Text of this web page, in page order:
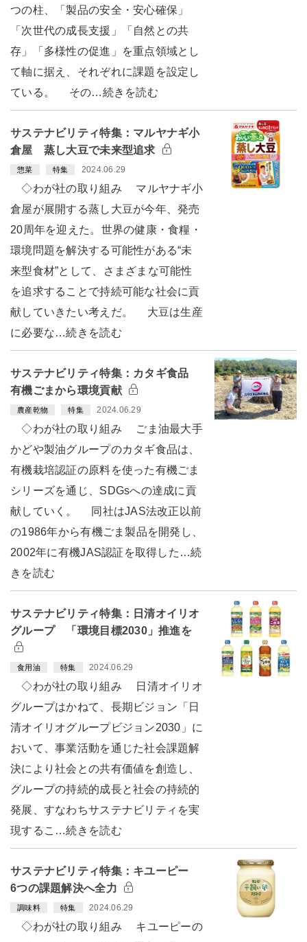
つの柱、「製品の安全・安心確保」
「次世代の成長支援」「自然との共
存」「多様性の促進」を重点領域とし
て軸に据え、それぞれに課題を設定し
ている。 その…続きを読む
サステナビリティ特集：マルヤナギ小
倉屋 蒸し大豆で未来型追求
惣菜 特集 2024.06.29
◇わが社の取り組み マルヤナギ小
倉屋が展開する蒸し大豆が今年、発売
20周年を迎えた。世界の健康・食糧・
環境問題を解決する可能性がある“未
来型食材”として、さまざまな可能性
を追求することで持続可能な社会に貢
献していきたい考えだ。 大豆は生産
に必要な…続きを読む
サステナビリティ特集：カタギ食品
有機ごまから環境貢献
農産乾物 特集 2024.06.29
◇わが社の取り組み ごま油最大手
かどや製油グループのカタギ食品は、
有機栽培認証の原料を使った有機ごま
シリーズを通じ、SDGsへの達成に貢
献していく。 同社はJAS法改正以前
の1986年から有機ごま製品を開発し、
2002年に有機JAS認証を取得した…続
きを読む
サステナビリティ特集：日清オイリオ
グループ 「環境目標2030」推進を
食用油 特集 2024.06.29
◇わが社の取り組み 日清オイリオ
グループはかねて、長期ビジョン「日
清オイリオグループビジョン2030」に
おいて、事業活動を通じた社会課題解
決により社会との共有価値を創造し、
グループの持続的成長と社会の持続的
発展、すなわちサステナビリティを実
現するこ…続きを読む
サステナビリティ特集：キユーピー
6つの課題解決へ全力
調味料 特集 2024.06.29
◇わが社の取り組み キユーピーの